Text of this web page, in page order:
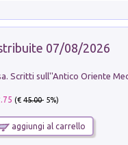
07/08/2026
(€45.00- 5%)
aggiungi al carrello